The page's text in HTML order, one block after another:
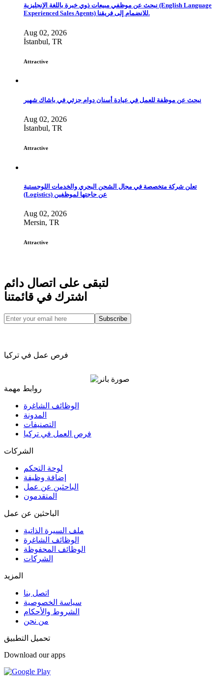
نبحث عن موظفي مبيعات ذوي خبرة باللغة الإنجليزية (English Language
Experienced Sales Agents) للانضمام إلى فريقنا.
Aug 02, 2026
İstanbul, TR
Attractive
نبحث عن موظفة للعمل في عيادة أسنان دوام جزئي في باشاك شهير
Aug 02, 2026
İstanbul, TR
Attractive
تعلن شركة متخصصة في مجال الشحن البحري والخدمات اللوجستية
(Logistics) عن حاجتها لموظفين
Aug 02, 2026
Mersin, TR
Attractive
لتبقى على اتصال دائم
اشترك في قائمتنا
Subscribe
فرص عمل في تركيا
روابط مهمة
الوظائف الشاغرة
المدونة
التصنيفات
فرص العمل في تركيا
الشركات
لوحة التحكم
إضافة وظيفة
الباحثين عن عمل
المتقدمون
الباحثين عن عمل
ملف السيرة الذاتية
الوظائف الشاغرة
الوظائف المحفوظة
الشركات
المزيد
اتصل بنا
سياسة الخصوصية
الشروط والأحكام
من نحن
تحميل التطبيق
Download our apps